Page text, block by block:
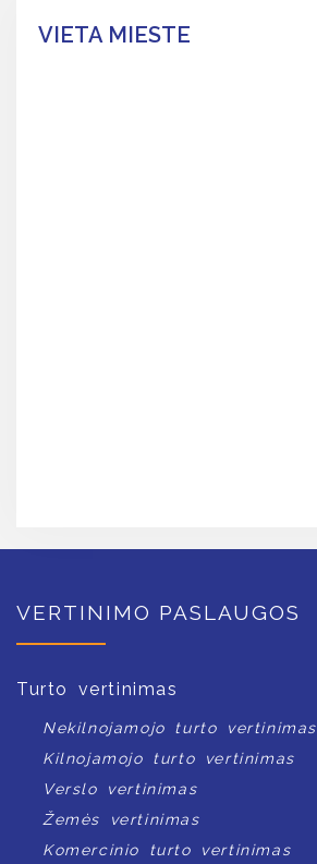
VIETA MIESTE
VERTINIMO PASLAUGOS
Turto vertinimas
Nekilnojamojo turto vertinimas
Kilnojamojo turto vertinimas
Verslo vertinimas
Žemės vertinimas
Komercinio turto vertinimas